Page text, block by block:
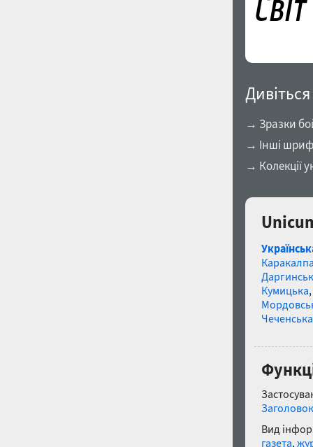
→ Зразки
→ Інші
→ Колекції
Кумицька,
Чеченська
Заголовок
Вид
газета,